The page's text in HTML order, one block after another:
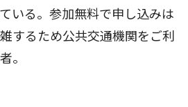
いる。参加無料で申し込みは
するため公共交通機関をご利
。